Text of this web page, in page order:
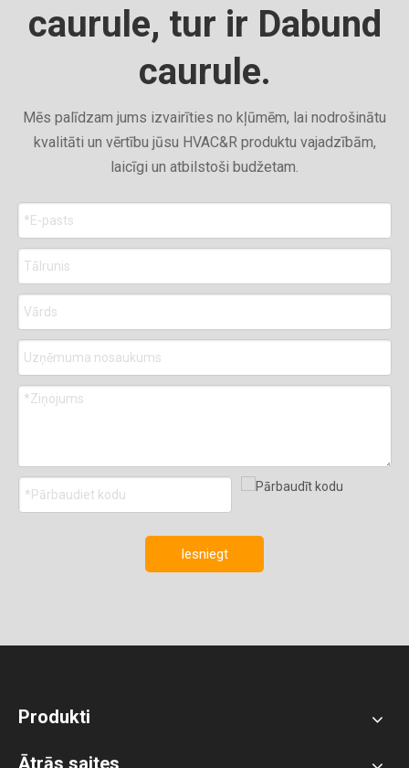
caurule, tur ir Dabund
caurule.
Mēs palīdzam jums izvairīties no kļūmēm, lai nodrošinātu
kvalitāti un vērtību jūsu HVAC&R produktu vajadzībām,
laicīgi un atbilstoši budžetam.
Iesniegt
Produkti
Ātrās saites